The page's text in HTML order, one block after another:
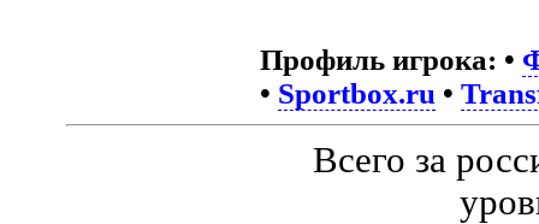
Профиль игрока: •
• Sportbox.ru •
Всего за